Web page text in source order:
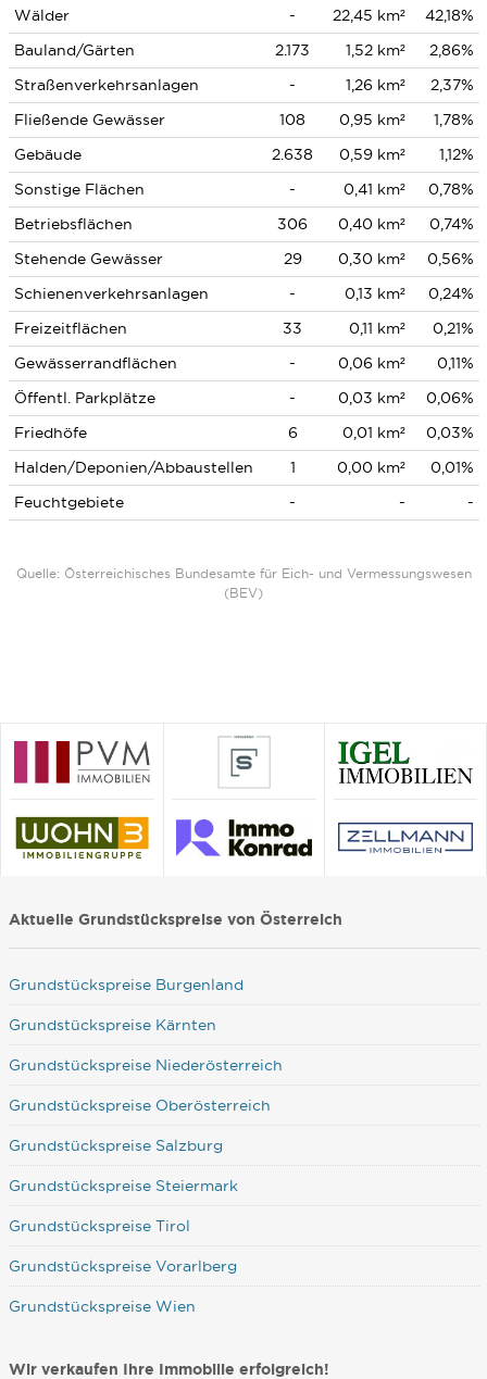
Wälder - 22,45 km²
42,18%
Bauland/Gärten
2.173 1,52 km²
2,86%
Straßenverkehrsanlagen
- 1,26 km²
2,37%
Fließende Gewässer
108 0,95 km²
1,78%
Gebäude
2.638 0,59 km²
1,12%
Sonstige Flächen
- 0,41 km²
0,78%
Betriebsflächen
306 0,40 km²
0,74%
Stehende Gewässer
29 0,30 km²
0,56%
Schienenverkehrsanlagen
- 0,13 km²
0,24%
Freizeitflächen
33 0,11 km²
0,21%
Gewässerrandflächen
- 0,06 km²
0,11%
Öffentl. Parkplätze
- 0,03 km²
0,06%
Friedhöfe
6 0,01 km²
0,03%
Halden/Deponien/Abbaustellen
1 0,00 km²
0,01%
Feuchtgebiete
- - -
Quelle: Österreichisches Bundesamte für Eich- und Vermessungswesen
(BEV)
Aktuelle Grundstückspreise von Österreich
Grundstückspreise Burgenland
Grundstückspreise Kärnten
Grundstückspreise Niederösterreich
Grundstückspreise Oberösterreich
Grundstückspreise Salzburg
Grundstückspreise Steiermark
Grundstückspreise Tirol
Grundstückspreise Vorarlberg
Grundstückspreise Wien
Wir verkaufen Ihre Immobilie erfolgreich!